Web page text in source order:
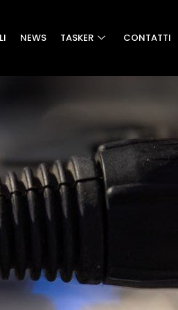
NEWS TASKER CONTATTI